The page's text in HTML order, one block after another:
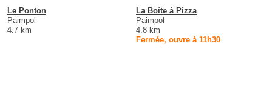
Le Ponton
Paimpol
4.7 km
La Boîte à Pizza
Paimpol
4.8 km
Fermée, ouvre à 11h30